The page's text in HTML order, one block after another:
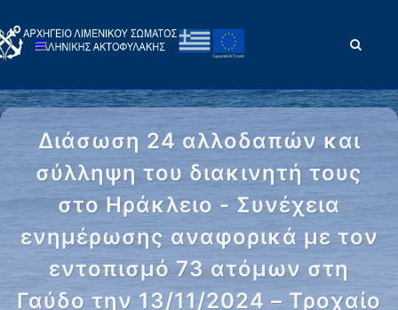
Διάσωση 24 αλλοδαπών και
σύλληψη του διακινητή τους
στο Ηράκλειο - Συνέχεια
ενημέρωσης αναφορικά με τον
εντοπισμό 73 ατόμων στη
Γαύδο την 13/11/2024 – Τροχαίο